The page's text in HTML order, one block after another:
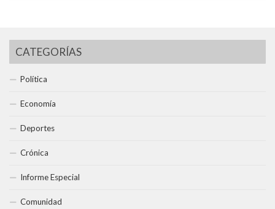
CATEGORÍAS
Política
Economía
Deportes
Crónica
Informe Especial
Comunidad